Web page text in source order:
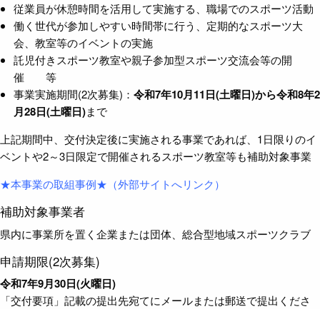
従業員が休憩時間を活用して実施する、職場でのスポーツ活動
働く世代が参加しやすい時間帯に行う、定期的なスポーツ大
会、教室等のイベントの実施
託児付きスポーツ教室や親子参加型スポーツ交流会等の開
催 等
事業実施期間(2次募集)： 令和7年10月11日(土曜日)から令和8年2
月28日(土曜日)まで
上記期間中、交付決定後に実施される事業であれば、1日限りのイ
ベントや2～3日限定で開催されるスポーツ教室等も補助対象事業
★本事業の取組事例★（外部サイトへリンク）
補助対象事業者
県内に事業所を置く企業または団体、総合型地域スポーツクラブ
申請期限(2次募集)
令和7年9月30日(火曜日)
「交付要項」記載の提出先宛てにメールまたは郵送で提出くださ